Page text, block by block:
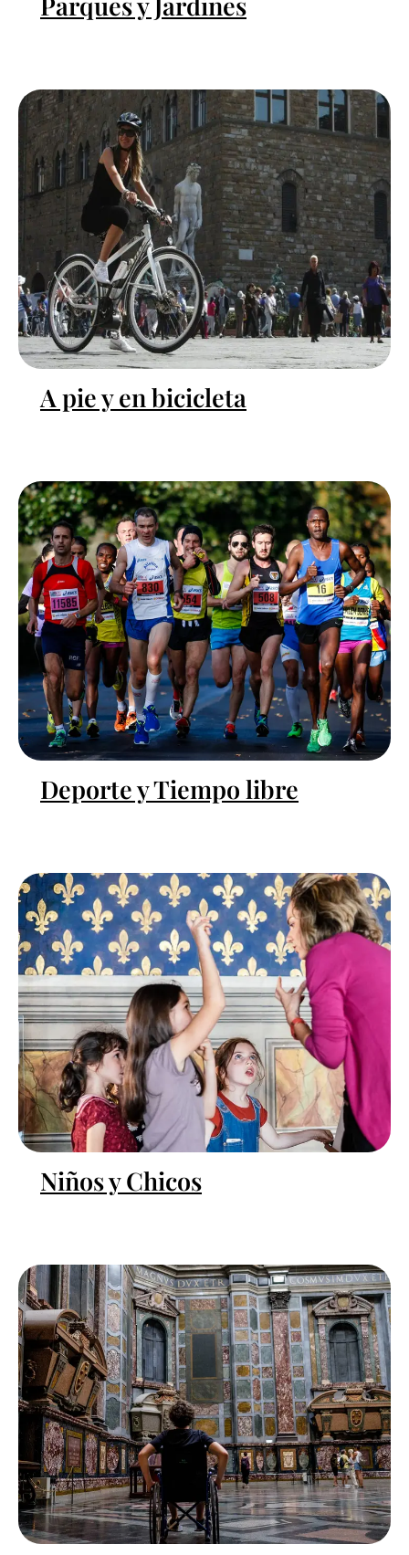
A pie y en bicicleta
Deporte y Tiempo libre
Niños y Chicos